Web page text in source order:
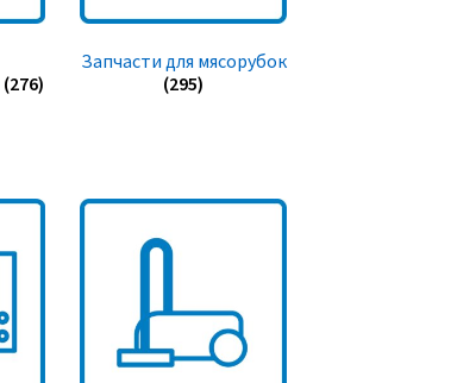
(276)
Запчасти для мясорубок
(295)